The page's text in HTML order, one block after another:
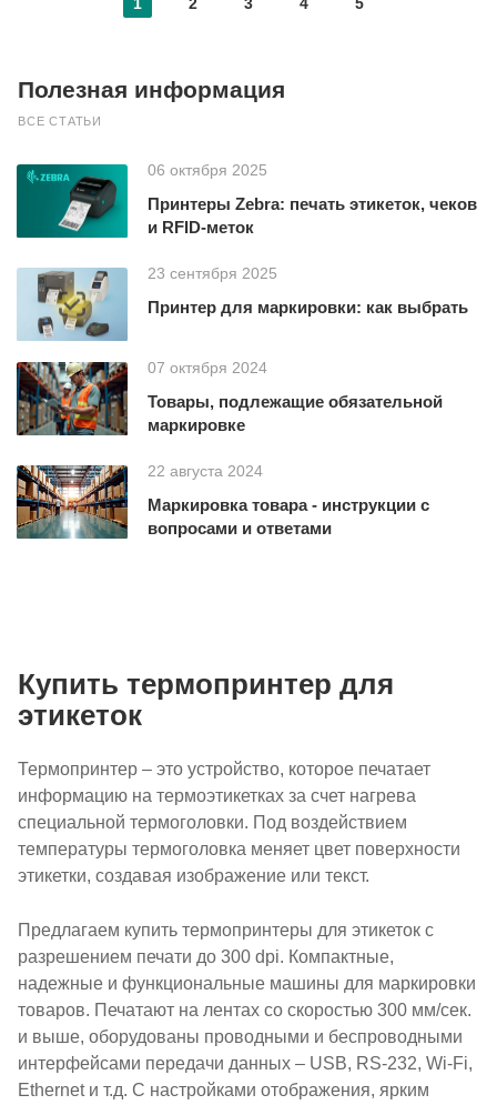
Полезная информация
ВСЕ СТАТЬИ
06 октября 2025
Принтеры Zebra: печать этикеток, чеков
и RFID-меток
23 сентября 2025
Принтер для маркировки: как выбрать
07 октября 2024
Товары, подлежащие обязательной
маркировке
22 августа 2024
Маркировка товара - инструкции с
вопросами и ответами
Купить термопринтер для
этикеток
Термопринтер – это устройство, которое печатает
информацию на термоэтикетках за счет нагрева
специальной термоголовки. Под воздействием
температуры термоголовка меняет цвет поверхности
этикетки, создавая изображение или текст.
Предлагаем купить термопринтеры для этикеток с
разрешением печати до 300 dpi. Компактные,
надежные и функциональные машины для маркировки
товаров. Печатают на лентах со скоростью 300 мм/сек.
и выше, оборудованы проводными и беспроводными
интерфейсами передачи данных – USB, RS-232, Wi-Fi,
Ethernet и т.д. С настройками отображения, ярким